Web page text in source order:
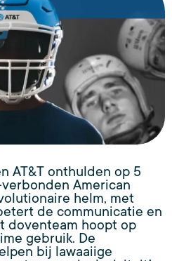
AT&T onthulden op 5
American
helm, met
de communicatie en
doventeam hoopt op
gebruik. De
bij lawaaiige